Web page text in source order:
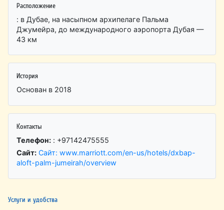
Расположение
: в Дубае, на насыпном архипелаге Пальма
Джумейра, до международного аэропорта Дубая —
43 км
История
Основан в 2018
Контакты
Телефон: : +97142475555
Сайт: Сайт: www.marriott.com/en-us/hotels/dxbap-
aloft-palm-jumeirah/overview
Услуги и удобства